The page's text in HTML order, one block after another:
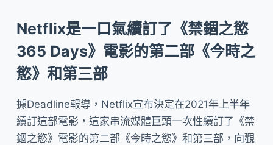
Netflix是一口氣續訂了《禁錮之慾
365 Days》電影的第二部《今時之
慾》和第三部
據Deadline報導，Netflix宣布決定在2021年上半年
續訂這部電影，這家串流媒體巨頭一次性續訂了《禁
錮之慾》電影的第二部《今時之慾》和第三部，向觀